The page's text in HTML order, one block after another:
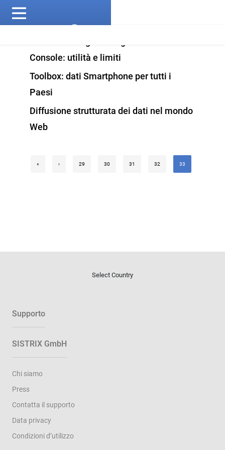
Console: utilità e limiti
Toolbox: dati Smartphone per tutti i
Paesi
Diffusione strutturata dei dati nel mondo
Web
« ‹ 29 30 31 32 33
Select Country
Supporto
SISTRIX GmbH
Chi siamo
Press
Contatta il supporto
Data privacy
Condizioni d’utilizzo